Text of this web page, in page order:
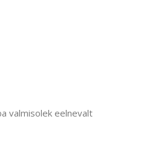
valmisolek eelnevalt